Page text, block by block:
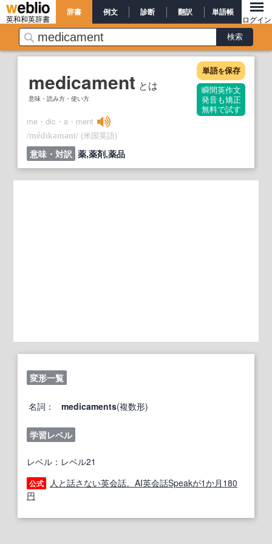
英和和英辞書
辞書 例文 診断 翻訳 単語帳
ログイン
medicament とは
意味・読み方・使い方
単語を保存
瞬間英作文
発音も矯正
無料で試す
me・dic・a・ment
/médɪkəmənt/ (米国英語)
意味・対訳 薬,薬剤,薬品
変形一覧
名詞： medicaments(複数形)
学習レベル
レベル：レベル21
公式
人と話さない英会話。AI英会話Speakが1か月180
円